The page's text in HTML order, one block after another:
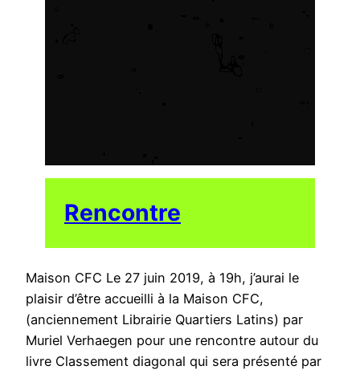
Rencontre
Maison CFC Le 27 juin 2019, à 19h, j’aurai le
plaisir d’être accueilli à la Maison CFC,
(anciennement Librairie Quartiers Latins) par
Muriel Verhaegen pour une rencontre autour du
livre Classement diagonal qui sera présenté par